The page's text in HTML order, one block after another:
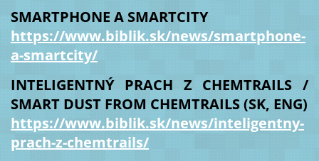
SMARTPHONE A SMARTCITY
https://www.biblik.sk/news/smartphone-
a-smartcity/
INTELIGENTNÝ PRACH Z CHEMTRAILS /
SMART DUST FROM CHEMTRAILS (SK, ENG)
https://www.biblik.sk/news/inteligentny-
prach-z-chemtrails/